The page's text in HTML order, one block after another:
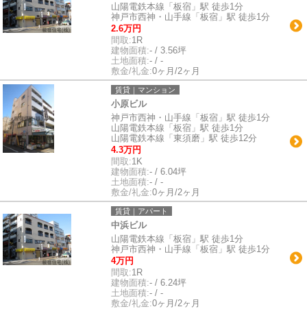
山陽電鉄本線「板宿」駅 徒歩1分
神戸市西神・山手線「板宿」駅 徒歩1分
2.6万円
間取:1R
建物面積:- / 3.56坪
土地面積:- / -
敷金/礼金:0ヶ月/2ヶ月
賃貸｜マンション
小原ビル
神戸市西神・山手線「板宿」駅 徒歩1分
山陽電鉄本線「板宿」駅 徒歩1分
山陽電鉄本線「東須磨」駅 徒歩12分
4.3万円
間取:1K
建物面積:- / 6.04坪
土地面積:- / -
敷金/礼金:0ヶ月/2ヶ月
賃貸｜アパート
中浜ビル
山陽電鉄本線「板宿」駅 徒歩1分
神戸市西神・山手線「板宿」駅 徒歩1分
4万円
間取:1R
建物面積:- / 6.24坪
土地面積:- / -
敷金/礼金:0ヶ月/2ヶ月